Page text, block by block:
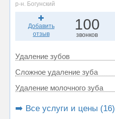
р-н. Богунский
Добавить
отзыв
100
звонков
Удаление зубов
Сложное удаление зуба
Удаление молочного зуба
➡️ Все услуги и цены (16)